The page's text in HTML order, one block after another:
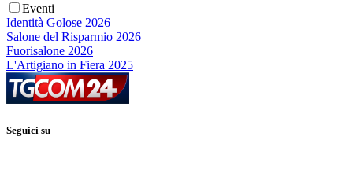
Eventi
Identità Golose 2026
Salone del Risparmio 2026
Fuorisalone 2026
L'Artigiano in Fiera 2025
Seguici su